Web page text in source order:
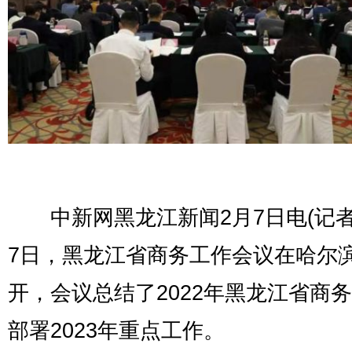
中新网黑龙江新闻2月7日电(记
7日，黑龙江省商务工作会议在哈尔
开，会议总结了2022年黑龙江省商
部署2023年重点工作。